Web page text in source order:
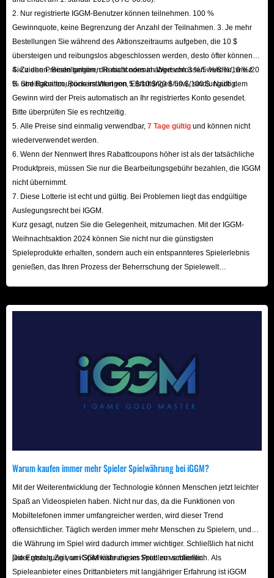
Spiel eine offene Welt, die tief in einer blutigen Lore
während Menschen im Schatten um ihr Überleben
kämpfen und verschiedene Clans um Macht, Blut und
Territorium streiten.
Das Herzstück des Spiels bilden intensivePvP-Kämpfe
verschiedene Modi wie Belagerungskriege (Siege
Warfare) umfassen. Zudem bietet es anspruchsvolle PvE-
Herausforderungen mit hohen Belohnungen. Spieler
können aus vier verschiedenen Klassen wählen:
Carnage(Gemetzel)
Bloodstain (Blutfleck)
Viper
Grim Reaper(Sensenmann)
SpielerBlut– eine lebenswichtige Ressource – einsetzen
der Geschichte verändern. Suchen Sie sich jetzt
Gleichgesinnte und verteidigen Sie gemeinsam die Ehre
2. Nur registrierte IGGM-Benutzer können teilnehmen. 100 %
Gewinnquote, keine Begrenzung der Anzahl der Teilnahmen. 3. Je mehr
Bestellungen Sie während des Aktionszeitraums aufgeben, die 10 $
übersteigen und reibungslos abgeschlossen werden, desto öfter können
Sie ziehen. Bestellungen, die nicht normal abgeschlossen werden, wie z.
B. Streitigkeiten, Rückerstattungen, Erstattungen usw., sind ungültig.
4. Zu den Preisen gehören Rabattcodes im Wert von 3 %/5 %/8 %/10 %/20
% und Rabattcoupons im Wert von 5 $/10 $/20 $/50 $/100 $. Nach dem
Gewinn wird der Preis automatisch an Ihr registriertes Konto gesendet.
Bitte überprüfen Sie es rechtzeitig.
5. Alle Preise sind einmalig verwendbar, 7 Tage gültig und können nicht
wiederverwendet werden.
6. Wenn der Nennwert Ihres Rabattcoupons höher ist als der tatsächliche
Produktpreis, müssen Sie nur die Bearbeitungsgebühr bezahlen, die IGGM
nicht übernimmt.
7. Diese Lotterie ist echt und gültig. Bei Problemen liegt das endgültige
Auslegungsrecht bei IGGM.
Kurz gesagt, nutzen Sie die Gelegenheit, mitzumachen. Mit der IGGM-
Weihnachtsaktion 2024 können Sie nicht nur die günstigsten
Spieleprodukte erhalten, sondern auch ein entspannteres Spielerlebnis
genießen, das Ihren Prozess der Beherrschung der Spielewelt
Warum kaufen immer mehr Spieler Spielwährung bei iGGM?
Mit der Weiterentwicklung der Technologie können Menschen jetzt leichter
Spaß an Videospielen haben. Nicht nur das, da die Funktionen von
Mobiltelefonen immer umfangreicher werden, wird dieser Trend
offensichtlicher. Täglich werden immer mehr Menschen zu Spielern, und
die Währung im Spiel wird dadurch immer wichtiger. Schließlich hat nicht
jeder genug Zeit, um Spielwährung im Spiel zu verdienen.
Die Entstehung von iGGM löste dieses Problem schließlich. Als
Spieleanbieter eines Drittanbieters mit langjähriger Erfahrung ist iGGM